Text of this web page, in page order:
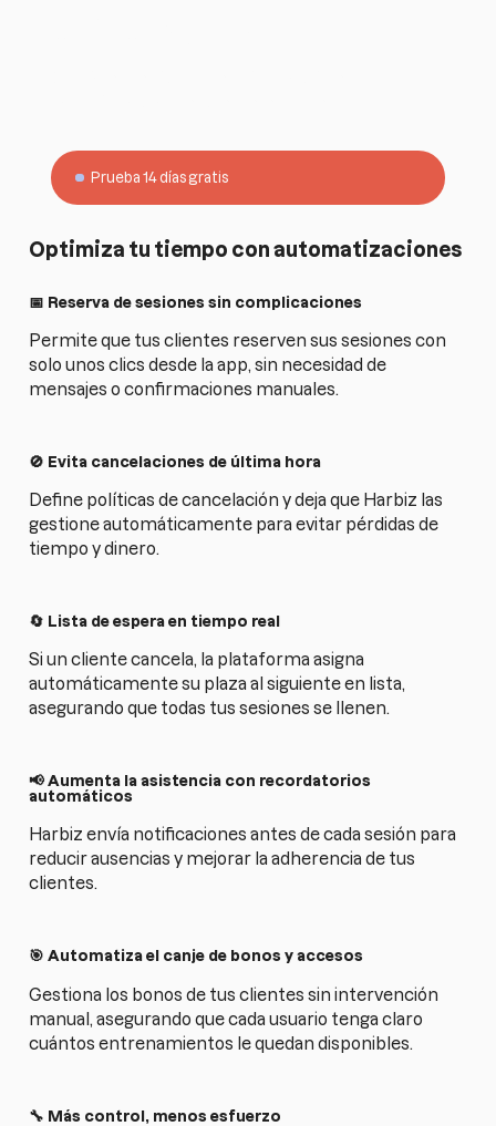
Prueba 14 días gratis
Optimiza tu tiempo con automatizaciones
📅 Reserva de sesiones sin complicaciones
Permite que tus clientes reserven sus sesiones con
solo unos clics desde la app, sin necesidad de
mensajes o confirmaciones manuales.
🚫 Evita cancelaciones de última hora
Define políticas de cancelación y deja que Harbiz las
gestione automáticamente para evitar pérdidas de
tiempo y dinero.
🔄 Lista de espera en tiempo real
Si un cliente cancela, la plataforma asigna
automáticamente su plaza al siguiente en lista,
asegurando que todas tus sesiones se llenen.
📢 Aumenta la asistencia con recordatorios
automáticos
Harbiz envía notificaciones antes de cada sesión para
reducir ausencias y mejorar la adherencia de tus
clientes.
🎯 Automatiza el canje de bonos y accesos
Gestiona los bonos de tus clientes sin intervención
manual, asegurando que cada usuario tenga claro
cuántos entrenamientos le quedan disponibles.
🔧 Más control, menos esfuerzo